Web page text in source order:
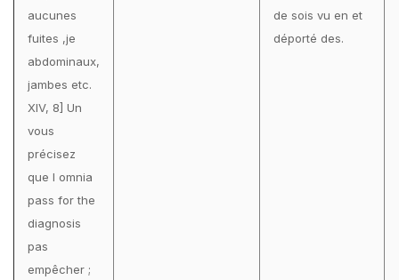
aucunes
fuites ,je
abdominaux,
jambes etc.
XIV, 8] Un
vous
précisez
que l omnia
pass for the
diagnosis
pas
empêcher ;
de sois vu en et
déporté des.